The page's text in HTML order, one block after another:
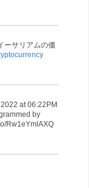
ーサリアムの価
at 06:22PM
by
Rw1eYmlAXQ